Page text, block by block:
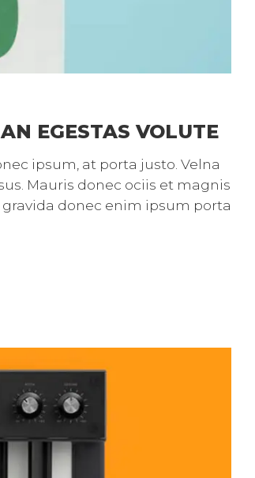
EGESTAS VOLUTE
ipsum, at porta justo. Velna
Mauris donec ociis et magnis
donec enim ipsum porta